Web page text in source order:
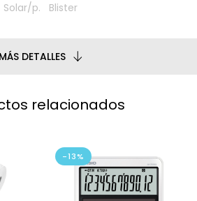
Solar/p. Blister
MÁS DETALLES
relacionados
-13%